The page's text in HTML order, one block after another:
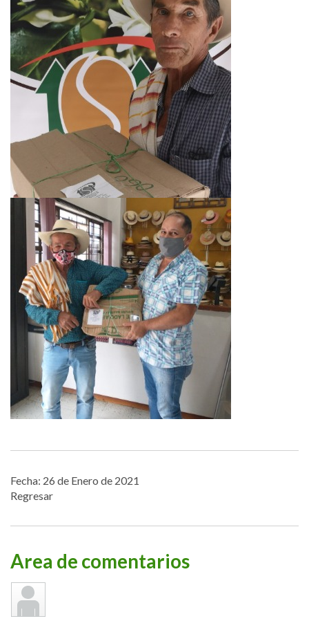
Fecha: 26 de Enero de 2021
Regresar
Area de comentarios